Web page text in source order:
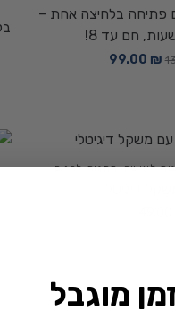
פתיחה בלחיצה אחת –
99.00 ₪
לאישה,מתנות לחגים